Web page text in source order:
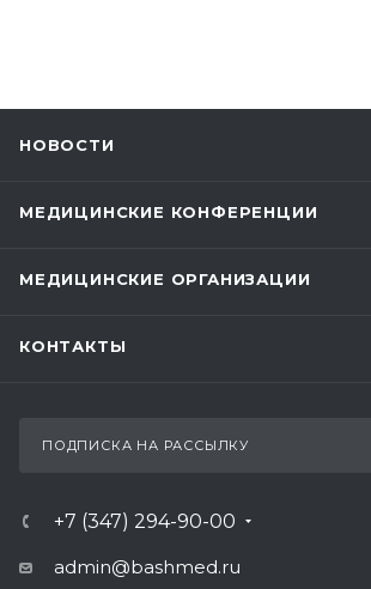
НОВОСТИ
МЕДИЦИНСКИЕ КОНФЕРЕНЦИИ
МЕДИЦИНСКИЕ ОРГАНИЗАЦИИ
КОНТАКТЫ
ПОДПИСКА НА РАССЫЛКУ
+7 (347) 294-90-00
admin@bashmed.ru